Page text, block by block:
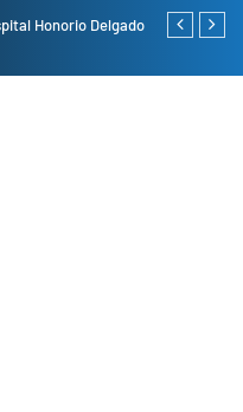
Honorio Delgado
Cambio de